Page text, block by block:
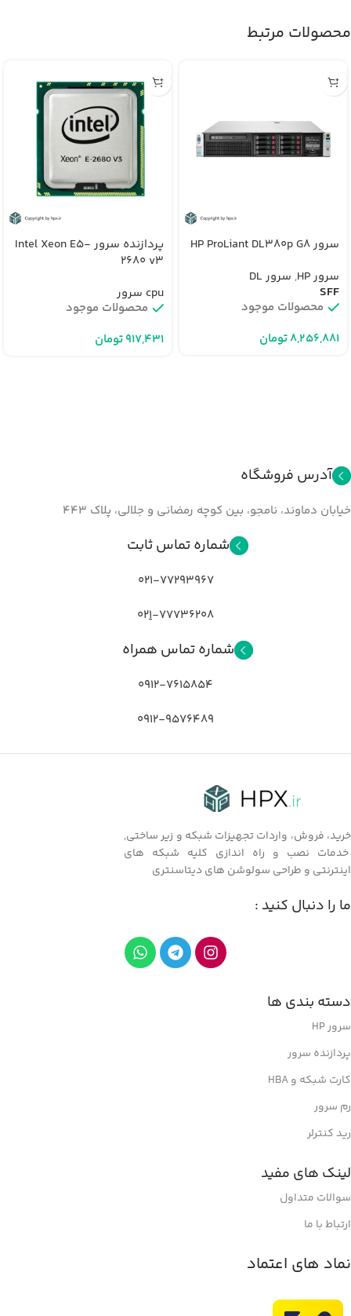
محصولات مرتبط
سرور HP ProLiant DL380p G8
سرور HP
, سرور DL
SFF
محصولات موجود
تومان
پردازنده سرور Intel Xeon E5-
2680 v3
cpu سرور
محصولات موجود
تومان
آدرس فروشگاه
خیابان دماوند، نامجو، بین کوچه رمضانی و جلالي، پلاک ۴۴۳
شماره تماس ثابت
021-77293967
021-77736208
شماره تماس همراه
0912-7615854
0912-9576489
خرید، فروش، واردات تجهیزات شبکه و زیر ساختی,
خدمات نصب و راه اندازی کلیه شبکه های
اینترنتی و طراحی سولوشن های دیتاسنتری
ما را دنبال کنید :
دسته بندی ها
سرور HP
پردازنده سرور
کارت شبکه و HBA
رم سرور
رید کنترلر
لینک های مفید
سوالات متداول
ارتباط با ما
نماد های اعتماد